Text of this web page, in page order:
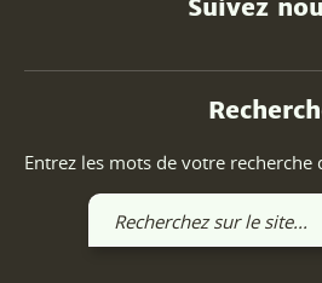
Suivez
Entrez les mots de votre recherche
Recherchez
sur